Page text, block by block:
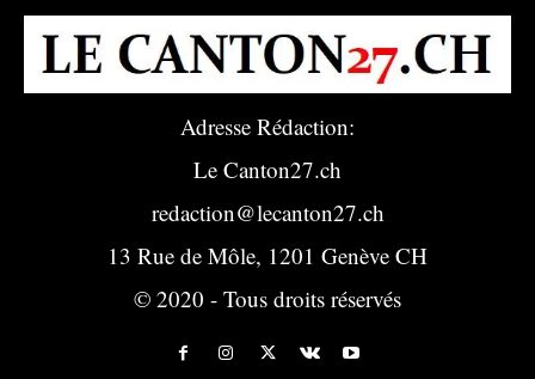
Adresse Rédaction:
Le Canton27.ch
redaction@lecanton27.ch
13 Rue de Môle, 1201 Genève CH
© 2020 - Tous droits réservés